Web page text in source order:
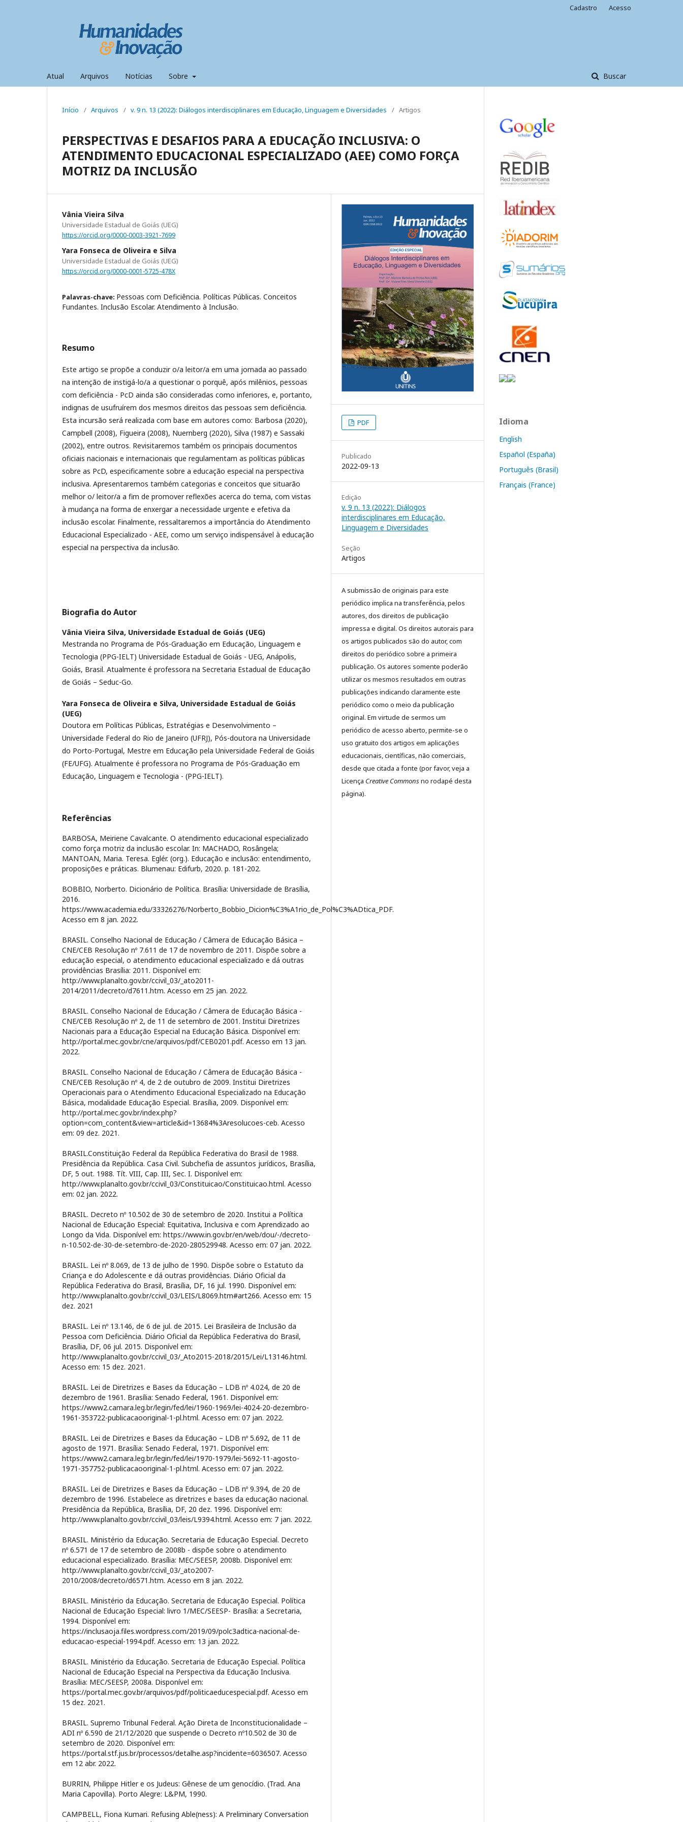
Atual Arquivos Notícias Sobre Buscar
Cadastro Acesso
Início / Arquivos / v. 9 n. 13 (2022): Diálogos interdisciplinares em Educação, Linguagem e Diversidades / Artigos
PERSPECTIVAS E DESAFIOS PARA A EDUCAÇÃO INCLUSIVA: O
ATENDIMENTO EDUCACIONAL ESPECIALIZADO (AEE) COMO FORÇA
MOTRIZ DA INCLUSÃO
Vânia Vieira Silva
Universidade Estadual de Goiás (UEG)
https://orcid.org/0000-0003-3921-7699
Yara Fonseca de Oliveira e Silva
Universidade Estadual de Goiás (UEG)
https://orcid.org/0000-0001-5725-478X
Palavras-chave: Pessoas com Deficiência. Políticas Públicas. Conceitos
Fundantes. Inclusão Escolar. Atendimento à Inclusão.
Resumo
Este artigo se propõe a conduzir o/a leitor/a em uma jornada ao passado
na intenção de instigá-lo/a a questionar o porquê, após milênios, pessoas
com deficiência - PcD ainda são consideradas como inferiores, e, portanto,
indignas de usufruírem dos mesmos direitos das pessoas sem deficiência.
Esta incursão será realizada com base em autores como: Barbosa (2020),
Campbell (2008), Figueira (2008), Nuernberg (2020), Silva (1987) e Sassaki
(2002), entre outros. Revisitaremos também os principais documentos
oficiais nacionais e internacionais que regulamentam as políticas públicas
sobre as PcD, especificamente sobre a educação especial na perspectiva
inclusiva. Apresentaremos também categorias e conceitos que situarão
melhor o/ leitor/a a fim de promover reflexões acerca do tema, com vistas
à mudança na forma de enxergar a necessidade urgente e efetiva da
inclusão escolar. Finalmente, ressaltaremos a importância do Atendimento
Educacional Especializado - AEE, como um serviço indispensável à educação
especial na perspectiva da inclusão.
Biografia do Autor
Vânia Vieira Silva, Universidade Estadual de Goiás (UEG)
Mestranda no Programa de Pós-Graduação em Educação, Linguagem e
Tecnologia (PPG-IELT) Universidade Estadual de Goiás - UEG, Anápolis,
Goiás, Brasil. Atualmente é professora na Secretaria Estadual de Educação
de Goiás – Seduc-Go.
Yara Fonseca de Oliveira e Silva, Universidade Estadual de Goiás
(UEG)
Doutora em Políticas Públicas, Estratégias e Desenvolvimento –
Universidade Federal do Rio de Janeiro (UFRJ), Pós-doutora na Universidade
do Porto-Portugal, Mestre em Educação pela Universidade Federal de Goiás
(FE/UFG). Atualmente é professora no Programa de Pós-Graduação em
Educação, Linguagem e Tecnologia - (PPG-IELT).
Referências
BARBOSA, Meiriene Cavalcante. O atendimento educacional especializado
como força motriz da inclusão escolar. In: MACHADO, Rosângela;
MANTOAN, Maria. Teresa. Eglér. (org.). Educação e inclusão: entendimento,
proposições e práticas. Blumenau: Edifurb, 2020. p. 181-202.
BOBBIO, Norberto. Dicionário de Política. Brasília: Universidade de Brasília,
2016.
https://www.academia.edu/33326276/Norberto_Bobbio_Dicion%C3%A1rio_de_Pol%C3%ADtica_PDF.
Acesso em 8 jan. 2022.
BRASIL. Conselho Nacional de Educação / Câmera de Educação Básica –
CNE/CEB Resolução nº 7.611 de 17 de novembro de 2011. Dispõe sobre a
educação especial, o atendimento educacional especializado e dá outras
providências Brasília: 2011. Disponível em:
http://www.planalto.gov.br/ccivil_03/_ato2011-
2014/2011/decreto/d7611.htm. Acesso em 25 jan. 2022.
BRASIL. Conselho Nacional de Educação / Câmera de Educação Básica -
CNE/CEB Resolução nº 2, de 11 de setembro de 2001. Institui Diretrizes
Nacionais para a Educação Especial na Educação Básica. Disponível em:
http://portal.mec.gov.br/cne/arquivos/pdf/CEB0201.pdf. Acesso em 13 jan.
2022.
BRASIL. Conselho Nacional de Educação / Câmera de Educação Básica -
CNE/CEB Resolução nº 4, de 2 de outubro de 2009. Institui Diretrizes
Operacionais para o Atendimento Educacional Especializado na Educação
Básica, modalidade Educação Especial. Brasília, 2009. Disponível em:
http://portal.mec.gov.br/index.php?
option=com_content&view=article&id=13684%3Aresolucoes-ceb. Acesso
em: 09 dez. 2021.
BRASIL.Constituição Federal da República Federativa do Brasil de 1988.
Presidência da República. Casa Civil. Subchefia de assuntos jurídicos, Brasília,
DF, 5 out. 1988. Tít. VIII, Cap. III, Sec. I. Disponível em:
http://www.planalto.gov.br/ccivil_03/Constituicao/Constituicao.html. Acesso
em: 02 jan. 2022.
BRASIL. Decreto nº 10.502 de 30 de setembro de 2020. Institui a Política
Nacional de Educação Especial: Equitativa, Inclusiva e com Aprendizado ao
Longo da Vida. Disponível em: https://www.in.gov.br/en/web/dou/-/decreto-
n-10.502-de-30-de-setembro-de-2020-280529948. Acesso em: 07 jan. 2022.
BRASIL. Lei nº 8.069, de 13 de julho de 1990. Dispõe sobre o Estatuto da
Criança e do Adolescente e dá outras providências. Diário Oficial da
República Federativa do Brasil, Brasília, DF, 16 jul. 1990. Disponível em:
http://www.planalto.gov.br/ccivil_03/LEIS/L8069.htm#art266. Acesso em: 15
dez. 2021
BRASIL. Lei nº 13.146, de 6 de jul. de 2015. Lei Brasileira de Inclusão da
Pessoa com Deficiência. Diário Oficial da República Federativa do Brasil,
Brasília, DF, 06 jul. 2015. Disponível em:
http://www.planalto.gov.br/ccivil_03/_Ato2015-2018/2015/Lei/L13146.html.
Acesso em: 15 dez. 2021.
BRASIL. Lei de Diretrizes e Bases da Educação – LDB nº 4.024, de 20 de
dezembro de 1961. Brasília: Senado Federal, 1961. Disponível em:
https://www2.camara.leg.br/legin/fed/lei/1960-1969/lei-4024-20-dezembro-
1961-353722-publicacaooriginal-1-pl.html. Acesso em: 07 jan. 2022.
BRASIL. Lei de Diretrizes e Bases da Educação – LDB nº 5.692, de 11 de
agosto de 1971. Brasília: Senado Federal, 1971. Disponível em:
https://www2.camara.leg.br/legin/fed/lei/1970-1979/lei-5692-11-agosto-
1971-357752-publicacaooriginal-1-pl.html. Acesso em: 07 jan. 2022.
BRASIL. Lei de Diretrizes e Bases da Educação – LDB nº 9.394, de 20 de
dezembro de 1996. Estabelece as diretrizes e bases da educação nacional.
Presidência da República, Brasília, DF, 20 dez. 1996. Disponível em:
http://www.planalto.gov.br/ccivil_03/leis/L9394.html. Acesso em: 7 jan. 2022.
BRASIL. Ministério da Educação. Secretaria de Educação Especial. Decreto
nº 6.571 de 17 de setembro de 2008b - dispõe sobre o atendimento
educacional especializado. Brasília: MEC/SEESP, 2008b. Disponível em:
http://www.planalto.gov.br/ccivil_03/_ato2007-
2010/2008/decreto/d6571.htm. Acesso em 8 jan. 2022.
BRASIL. Ministério da Educação. Secretaria de Educação Especial. Política
Nacional de Educação Especial: livro 1/MEC/SEESP- Brasília: a Secretaria,
1994. Disponível em:
https://inclusaoja.files.wordpress.com/2019/09/polc3adtica-nacional-de-
educacao-especial-1994.pdf. Acesso em: 13 jan. 2022.
BRASIL. Ministério da Educação. Secretaria de Educação Especial. Política
Nacional de Educação Especial na Perspectiva da Educação Inclusiva.
Brasília: MEC/SEESP, 2008a. Disponível em:
https://portal.mec.gov.br/arquivos/pdf/politicaeducespecial.pdf. Acesso em
15 dez. 2021.
BRASIL. Supremo Tribunal Federal. Ação Direta de Inconstitucionalidade –
ADI nº 6.590 de 21/12/2020 que suspende o Decreto nº10.502 de 30 de
setembro de 2020. Disponível em:
https://portal.stf.jus.br/processos/detalhe.asp?incidente=6036507. Acesso
em 12 abr. 2022.
BURRIN, Philippe Hitler e os Judeus: Gênese de um genocídio. (Trad. Ana
Maria Capovilla). Porto Alegre: L&PM, 1990.
CAMPBELL, Fiona Kumari. Refusing Able(ness): A Preliminary Conversation
PDF
Publicado
2022-09-13
Edição
v. 9 n. 13 (2022): Diálogos
interdisciplinares em Educação,
Linguagem e Diversidades
Seção
Artigos
A submissão de originais para este
periódico implica na transferência, pelos
autores, dos direitos de publicação
impressa e digital. Os direitos autorais para
os artigos publicados são do autor, com
direitos do periódico sobre a primeira
publicação. Os autores somente poderão
utilizar os mesmos resultados em outras
publicações indicando claramente este
periódico como o meio da publicação
original. Em virtude de sermos um
periódico de acesso aberto, permite-se o
uso gratuito dos artigos em aplicações
educacionais, científicas, não comerciais,
desde que citada a fonte (por favor, veja a
Licença Creative Commonsno rodapé desta
página).
Idioma
English
Español (España)
Português (Brasil)
Français (France)